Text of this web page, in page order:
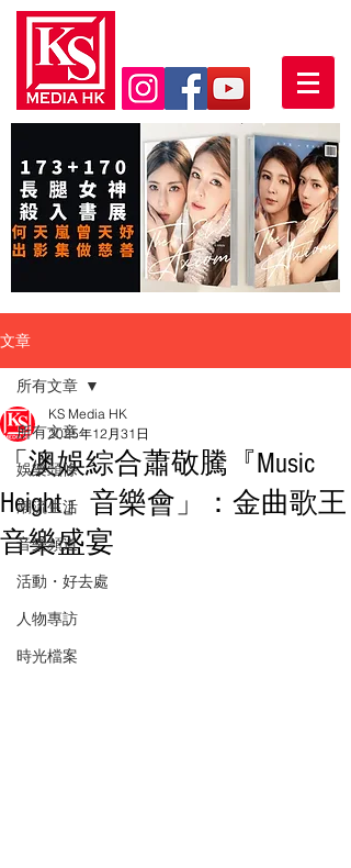
文章
所有文章
娛樂頭條
潮流生活
音樂頻道
活動・好去處
人物專訪
時光檔案
所有文章
「澳娛綜合蕭敬騰『Music
Height』音樂會」：金曲歌王
音樂盛宴
KS Media HK
2025年12月31日